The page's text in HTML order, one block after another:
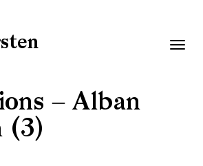
– Alban
(3)